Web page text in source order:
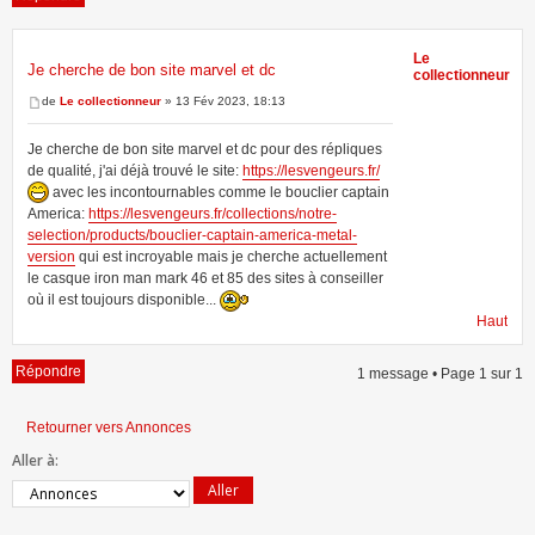
Je cherche de bon site marvel et dc
de Le collectionneur » 13 Fév 2023, 18:13
Je cherche de bon site marvel et dc pour des répliques
de qualité, j'ai déjà trouvé le site: https://lesvengeurs.fr/
avec les incontournables comme le bouclier captain
America: https://lesvengeurs.fr/collections/notre-
selection/products/bouclier-captain-america-metal-
version qui est incroyable mais je cherche actuellement
le casque iron man mark 46 et 85 des sites à conseiller
où il est toujours disponible...
Le
collectionneur
Haut
Répondre 1 message • Page 1 sur 1
Retourner vers Annonces
Aller à: